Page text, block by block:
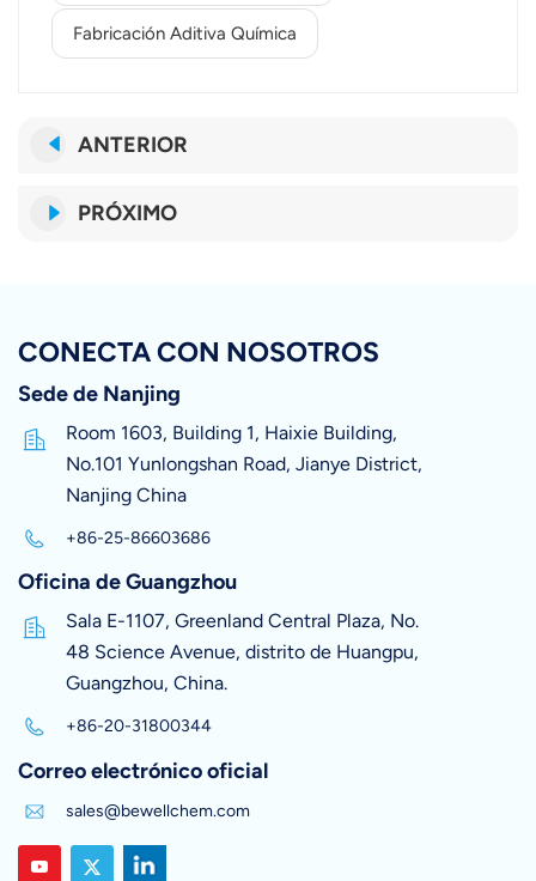
Fabricación Aditiva Química
ANTERIOR
PRÓXIMO
CONECTA CON NOSOTROS
Sede de Nanjing
Room 1603, Building 1, Haixie Building,
No.101 Yunlongshan Road, Jianye District,
Nanjing China
+86-25-86603686
Oficina de Guangzhou
Sala E-1107, Greenland Central Plaza, No.
48 Science Avenue, distrito de Huangpu,
Guangzhou, China.
+86-20-31800344
Correo electrónico oficial
sales@bewellchem.com